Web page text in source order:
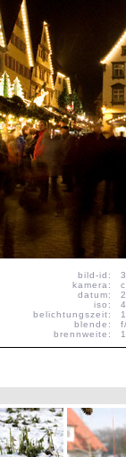
bild-id:
kamera:
datum:
iso:
belichtungszeit:
blende:
brennweite: